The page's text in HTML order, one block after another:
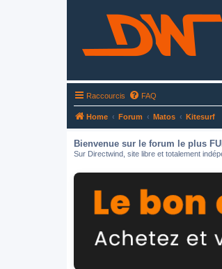
Raccourcis FAQ
Home Forum Matos Kitesurf
Bienvenue sur le forum le plus
Sur Directwind, site libre et totalement